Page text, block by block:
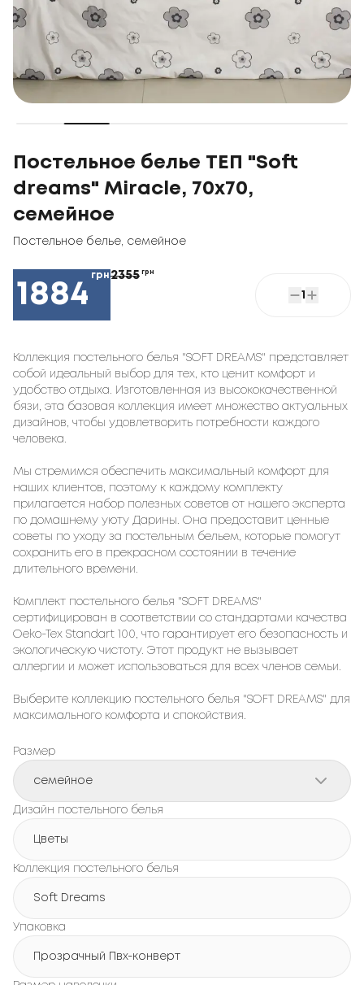
Постельное белье ТЕП "Soft
dreams" Miracle, 70x70,
семейное
Постельное белье семейное
1884
грн2355 грн
1
Коллекция постельного белья "SOFT DREAMS" представляет
собой идеальный выбор для тех, кто ценит комфорт и
удобство отдыха. Изготовленная из высококачественной
бязи, эта базовая коллекция имеет множество актуальных
дизайнов, чтобы удовлетворить потребности каждого
человека.
Мы стремимся обеспечить максимальный комфорт для
наших клиентов, поэтому к каждому комплекту
прилагается набор полезных советов от нашего эксперта
по домашнему уюту Дарины. Она предоставит ценные
советы по уходу за постельным бельем, которые помогут
сохранить его в прекрасном состоянии в течение
длительного времени.
Комплект постельного белья "SOFT DREAMS"
сертифицирован в соответствии со стандартами качества
Oeko-Tex Standart 100, что гарантирует его безопасность и
экологическую чистоту. Этот продукт не вызывает
аллергии и может использоваться для всех членов семьи.
Выберите коллекцию постельного белья "SOFT DREAMS" для
максимального комфорта и спокойствия.
Размер
семейное
Дизайн постельного белья
Цветы
Коллекция постельного белья
Soft Dreams
Упаковка
Прозрачный Пвх-конверт